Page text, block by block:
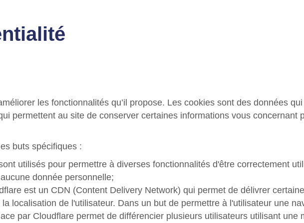
les fonctionnalités qu’il propose. Les cookies sont des données
permettent au site de conserver certaines informations vous concernant
buts spécifiques :
utilisés pour permettre à diverses fonctionnalités d'être correctement
donnée personnelle;
est un CDN (Content Delivery Network) qui permet de délivrer
localisation de l'utilisateur. Dans un but de permettre à l'utilisateur une
par Cloudflare permet de différencier plusieurs utilisateurs utilisant une